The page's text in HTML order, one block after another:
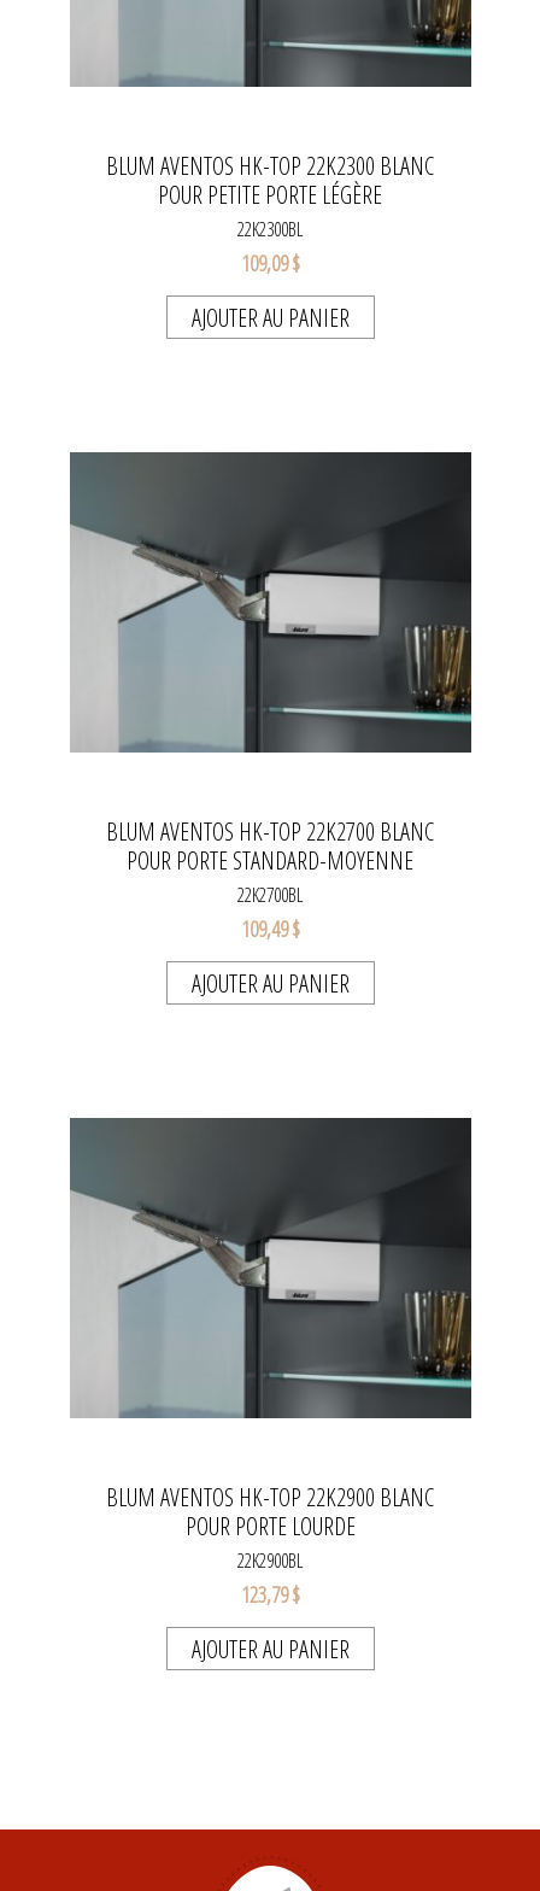
BLUM AVENTOS HK-TOP 22K2300 BLANC
POUR PETITE PORTE LÉGÈRE
22K2300BL
109,09 $
AJOUTER AU PANIER
BLUM AVENTOS HK-TOP 22K2700 BLANC
POUR PORTE STANDARD-MOYENNE
22K2700BL
109,49 $
AJOUTER AU PANIER
BLUM AVENTOS HK-TOP 22K2900 BLANC
POUR PORTE LOURDE
22K2900BL
123,79 $
AJOUTER AU PANIER